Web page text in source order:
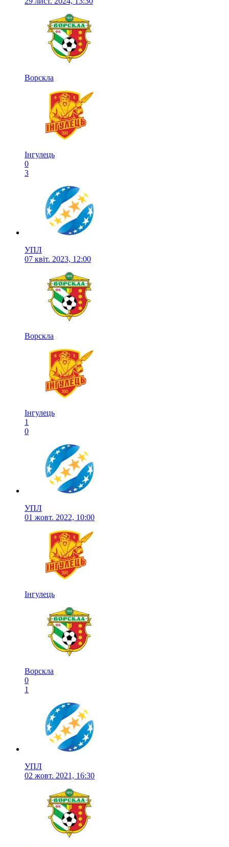
Ворскла
Інгулець
0
3
УПЛ
07 квіт. 2023, 12:00
Ворскла
Інгулець
1
0
УПЛ
01 жовт. 2022, 10:00
Інгулець
Ворскла
0
1
УПЛ
02 жовт. 2021, 16:30